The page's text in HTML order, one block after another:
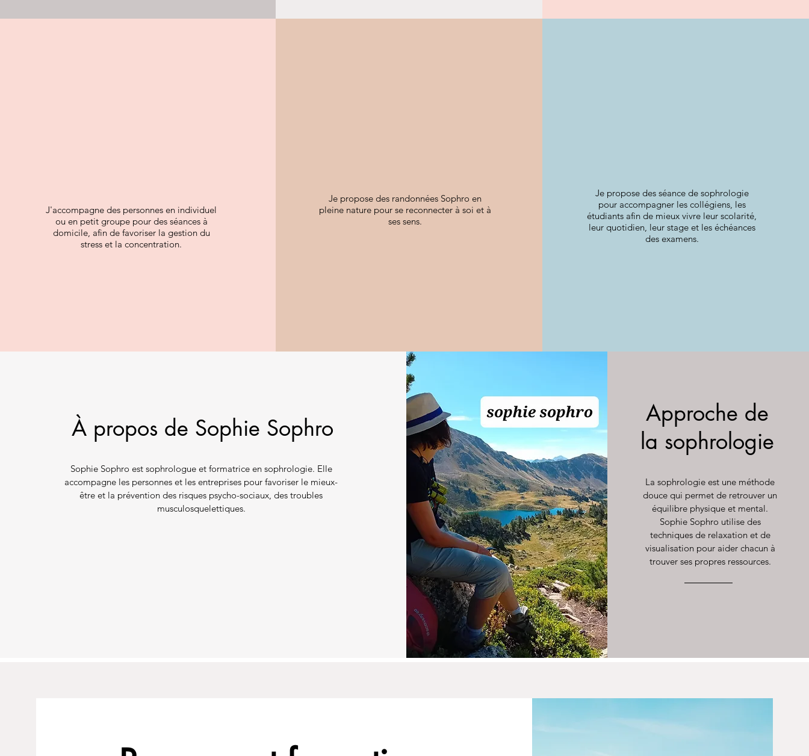
J'accompagne des personnes en individuel
ou en petit groupe pour des séances à
domicile, afin de favoriser la gestion du
stress et la concentration.
Je propose des randonnées Sophro en
pleine nature pour se reconnecter à soi et à
ses sens.
Je propose des séance de sophrologie
pour accompagner les collégiens, les
étudiants afin de mieux vivre leur scolarité,
leur quotidien, leur stage et les échéances
des examens.
À propos de Sophie Sophro
Sophie Sophro est sophrologue et formatrice en sophrologie. Elle
accompagne les personnes et les entreprises pour favoriser le mieux-
être et la prévention des risques psycho-sociaux, des troubles
musculosquelettiques.
Approche de
la sophrologie
La sophrologie est une méthode
douce qui permet de retrouver un
équilibre physique et mental.
Sophie Sophro utilise des
techniques de relaxation et de
visualisation pour aider chacun à
trouver ses propres ressources.